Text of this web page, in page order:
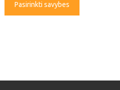
Pasirinkti savybes